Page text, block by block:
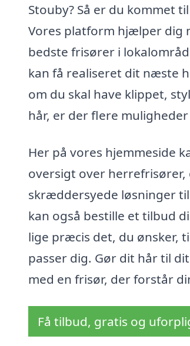
Stouby? Så er du kommet
Vores platform hjælper dig
bedste frisører i
kan få realiseret dit næste
om du skal have klippet,
hår, er der flere
Her på vores hjemmeside
oversigt over
skræddersyede løsninger
kan også bestille et tilbud
lige præcis det, du ønsker,
passer dig. Gør dit hår til
med en frisør, der forstår
Få tilbud, gratis og